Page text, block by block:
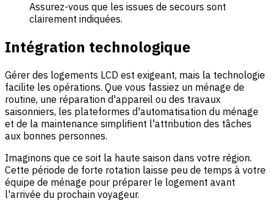
Assurez-vous que les issues de secours sont
clairement indiquées.
Intégration technologique
Gérer des logements LCD est exigeant, mais la technologie
facilite les opérations. Que vous fassiez un ménage de
routine, une réparation d'appareil ou des travaux
saisonniers, les plateformes d'automatisation du ménage
et de la maintenance simplifient l'attribution des tâches
aux bonnes personnes.
Imaginons que ce soit la haute saison dans votre région.
Cette période de forte rotation laisse peu de temps à votre
équipe de ménage pour préparer le logement avant
l'arrivée du prochain voyageur.